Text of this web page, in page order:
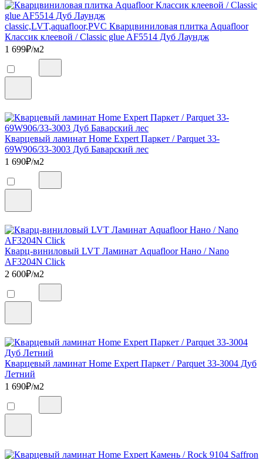
classic,LVT,aquafloor,PVC Кварцвиниловая плитка Aquafloor
Классик клеевой / Classic glue AF5514 Дуб Лаундж
1 699₽/м2
Кварцевый ламинат Home Expert Паркет / Parquet 33-
69W906/33-3003 Дуб Баварский лес
1 690₽/м2
Кварц-виниловый LVT Ламинат Aquafloor Нано / Nano
AF3204N Click
2 600₽/м2
Кварцевый ламинат Home Expert Паркет / Parquet 33-3004 Дуб
Летний
1 690₽/м2